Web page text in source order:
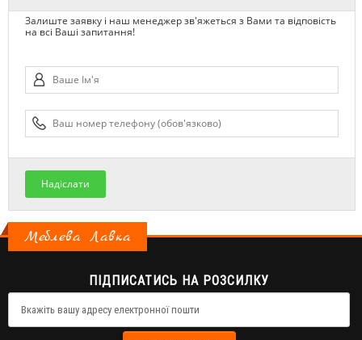
Залиште заявку і наш менеджер зв'яжеться з Вами та відповість
на всі Ваші запитання!
Надіслати
Меблева Лавка
ПІДПИСАТИСЬ НА РОЗСИЛКУ